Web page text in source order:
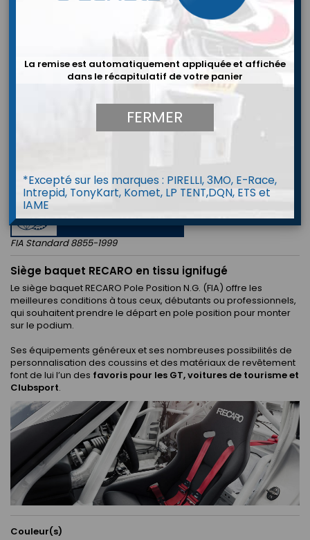
Baquet RECARO Pole Position FIA
APPROVED
FIA Standard 8855-1999
Siège baquet RECARO en tissu ignifugé
Le siège baquet RECARO Pole Position N.G. (FIA) offre les
meilleures conditions à tous ceux, débutants ou professionnels,
qui souhaitent prendre le départ en pole position pour monter
sur le podium.
Ses équipements généreux et ses nombreuses possibilités de
personnalisation des coussins et des matériaux de revêtement
font de lui l’un des favoris pour les GT, voitures de tourisme et
Clubsport.
Couleur(s)
La remise est automatiquement appliquée et affichée
dans le récapitulatif de votre panier
FERMER
*Excepté sur les marques : PIRELLI, 3MO, E-Race,
Intrepid, TonyKart, Komet, LP TENT,DQN, ETS et
IAME